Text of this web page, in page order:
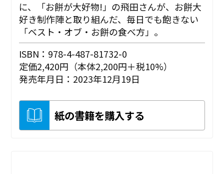
に、「お餅が大好物!」の飛田さんが、お餅大
好き制作陣と取り組んだ、毎日でも飽きない
「ベスト・オブ・お餅の食べ方」。
ISBN：978-4-487-81732-0
定価2,420円（本体2,200円＋税10%）
発売年月日：2023年12月19日
紙の書籍を購入する